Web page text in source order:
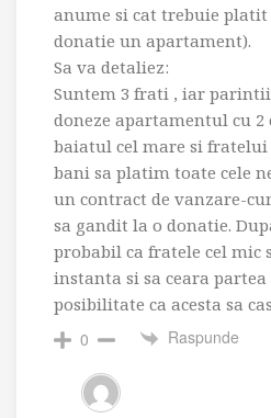
anume si cat trebuie
donatie un apartament).
Sa va detaliez:
Suntem 3 frati , iar
doneze apartamentul cu 2
baiatul cel mare si
bani sa platim toate cele
un contract de vanzare-
sa gandit la o donatie.
probabil ca fratele cel mic
instanta si sa ceara partea
posibilitate ca acesta sa
0
Raspunde